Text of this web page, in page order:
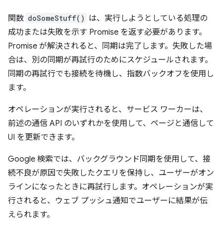
関数 doSomeStuff() は、実行しようとしている処理の
成功または失敗を示す Promise を返す必要があります。
Promise が解決されると、同期は完了します。失敗した場
合は、別の同期が再試行のためにスケジュールされます。
同期の再試行でも接続を待機し、指数バックオフを使用し
ます。
オペレーションが実行されると、サービス ワーカーは、
前述の通信 API のいずれかを使用して、ページと通信して
UI を更新できます。
Google 検索では、バックグラウンド同期を使用して、接
続不良が原因で失敗したクエリを保持し、ユーザーがオン
ラインになったときに再試行します。オペレーションが実
行されると、ウェブ プッシュ通知でユーザーに結果が伝
えられます。